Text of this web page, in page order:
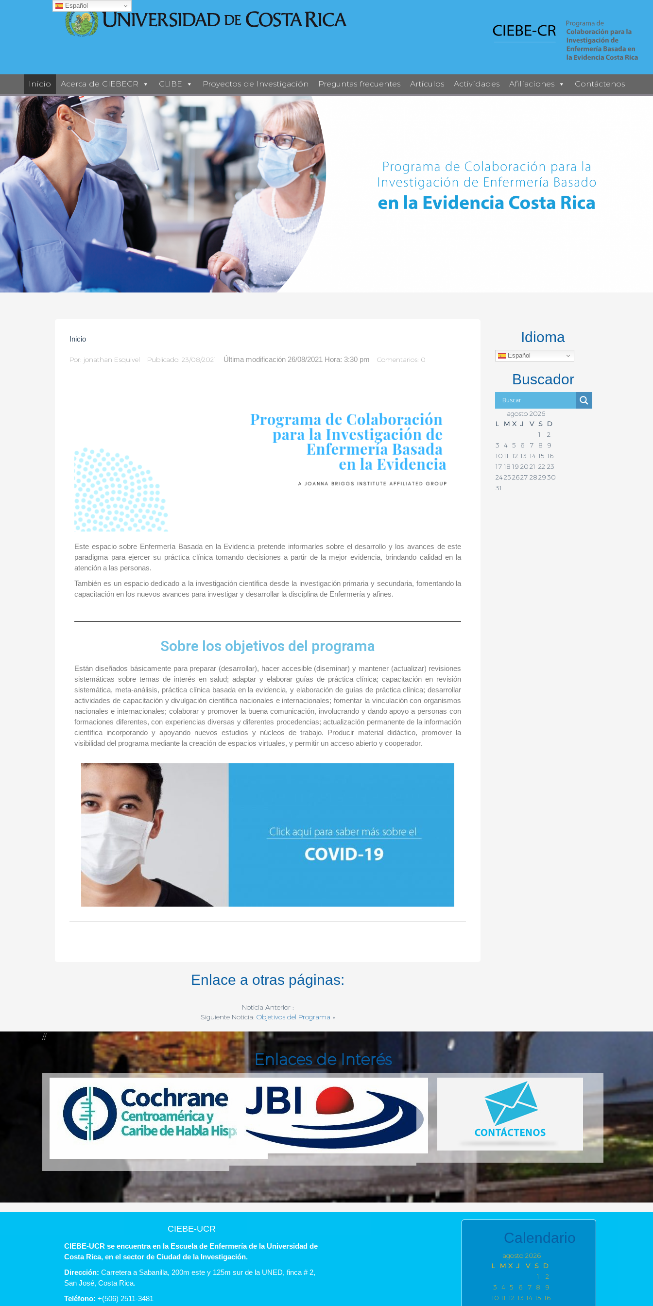
Inicio Acerca de CIEBECR CLIBE Proyectos de Investigación Preguntas frecuentes Artículos Actividades Afiliaciones Contáctenos
Inicio
Por: jonathan Esquivel Publicado: 23/08/2021 Última modificación 26/08/2021 Hora: 3:30 pm Comentarios: 0
Este espacio sobre Enfermería Basada en la Evidencia pretende informarles sobre el desarrollo y los avances de este
paradigma para ejercer su práctica clínica tomando decisiones a partir de la mejor evidencia, brindando calidad en la
atención a las personas.
También es un espacio dedicado a la investigación científica desde la investigación primaria y secundaria, fomentando la
capacitación en los nuevos avances para investigar y desarrollar la disciplina de Enfermería y afines.
Sobre los objetivos del programa
Están diseñados básicamente para preparar (desarrollar), hacer accesible (diseminar) y mantener (actualizar) revisiones
sistemáticas sobre temas de interés en salud; adaptar y elaborar guías de práctica clínica; capacitación en revisión
sistemática, meta-análisis, práctica clínica basada en la evidencia, y elaboración de guías de práctica clínica; desarrollar
actividades de capacitación y divulgación científica nacionales e internacionales; fomentar la vinculación con organismos
nacionales e internacionales; colaborar y promover la buena comunicación, involucrando y dando apoyo a personas con
formaciones diferentes, con experiencias diversas y diferentes procedencias; actualización permanente de la información
científica incorporando y apoyando nuevos estudios y núcleos de trabajo. Producir material didáctico, promover la
visibilidad del programa mediante la creación de espacios virtuales, y permitir un acceso abierto y cooperador.
Enlace a otras páginas:
Noticia Anterior :
Siguiente Noticia: Objetivos del Programa »
Idioma
Español
Buscador
agosto 2026
L
M X J V S D
1
2
3 4 5 6 7 8
9
1011 12 13 14 15 16
17 18 19 2021 22 23
24252627 282930
31
//
Enlaces de Interés
CIEBE-UCR
CIEBE-UCR se encuentra en la Escuela de Enfermería de la Universidad de
Costa Rica, en el sector de Ciudad de la Investigación.
Dirección: Carretera a Sabanilla, 200m este y 125m sur de la UNED, finca # 2,
San José, Costa Rica.
Teléfono: +(506) 2511-3481
Calendario
agosto 2026
L
M X J V S D
1
2
3 4 5 6 7 8
9
10 11 12 13 14 15 16
Español